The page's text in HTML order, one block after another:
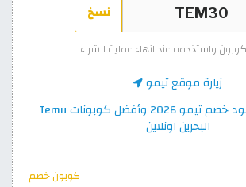
نسخ
واستخدمه عند انهاء عملية الشراء
زيارة موقع تيمو
الرجوع إلى كود خصم تيمو 2026 وأفضل كوبونات Temu
البحرين اونلاين
كوبون خصم